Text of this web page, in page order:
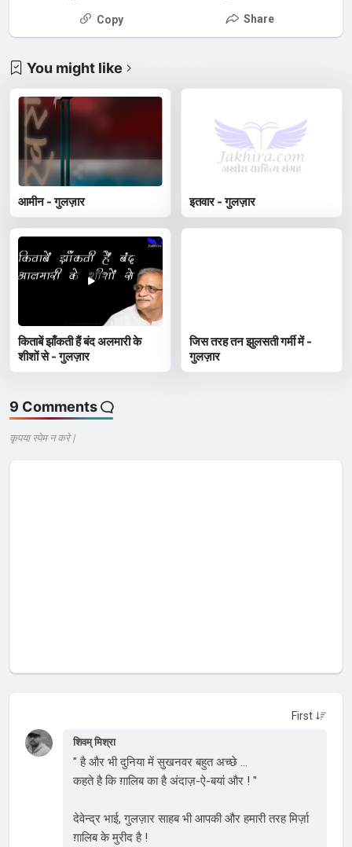
Copy Share
You might like
आमीन - गुलज़ार इतवार - गुलज़ार
किताबें झाँकती हैं बंद अलमारी के
शीशों से - गुलज़ार
जिस तरह तन झुलसती गर्मी में -
गुलज़ार
9 Comments
कृपया स्पेम न करे |
शिवम् मिश्रा
" है और भी दुनिया में सुखनवर बहुत अच्छे ...
कहते है कि ग़ालिब का है अंदाज़-ऐ-बयां और ! "
देवेन्द्र भाई, गुलज़ार साहब भी आपकी और हमारी तरह मिर्ज़ा
ग़ालिब के मुरीद है !